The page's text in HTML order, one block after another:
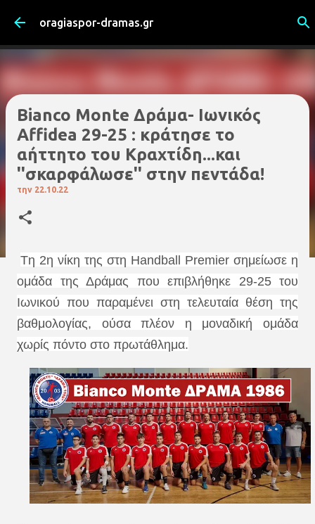
Μετάβαση στο κύριο περιεχόμενο
oragiaspor-dramas.gr
Bianco Monte Δράμα- Ιωνικός
Affidea 29-25 : κράτησε το
αήττητο του Κραχτίδη...και
''σκαρφάλωσε'' στην πεντάδα!
την 22.10.22
Tη 2η νίκη της στη Handball Premier σημείωσε η
ομάδα της Δράμας που επιβλήθηκε 29-25 του
Ιωνικού που παραμένει στη τελευταία θέση της
βαθμολογίας, ούσα πλέον η μοναδική ομάδα
χωρίς πόντο στο πρωτάθλημα.